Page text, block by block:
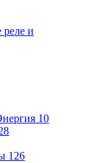
и
10
126